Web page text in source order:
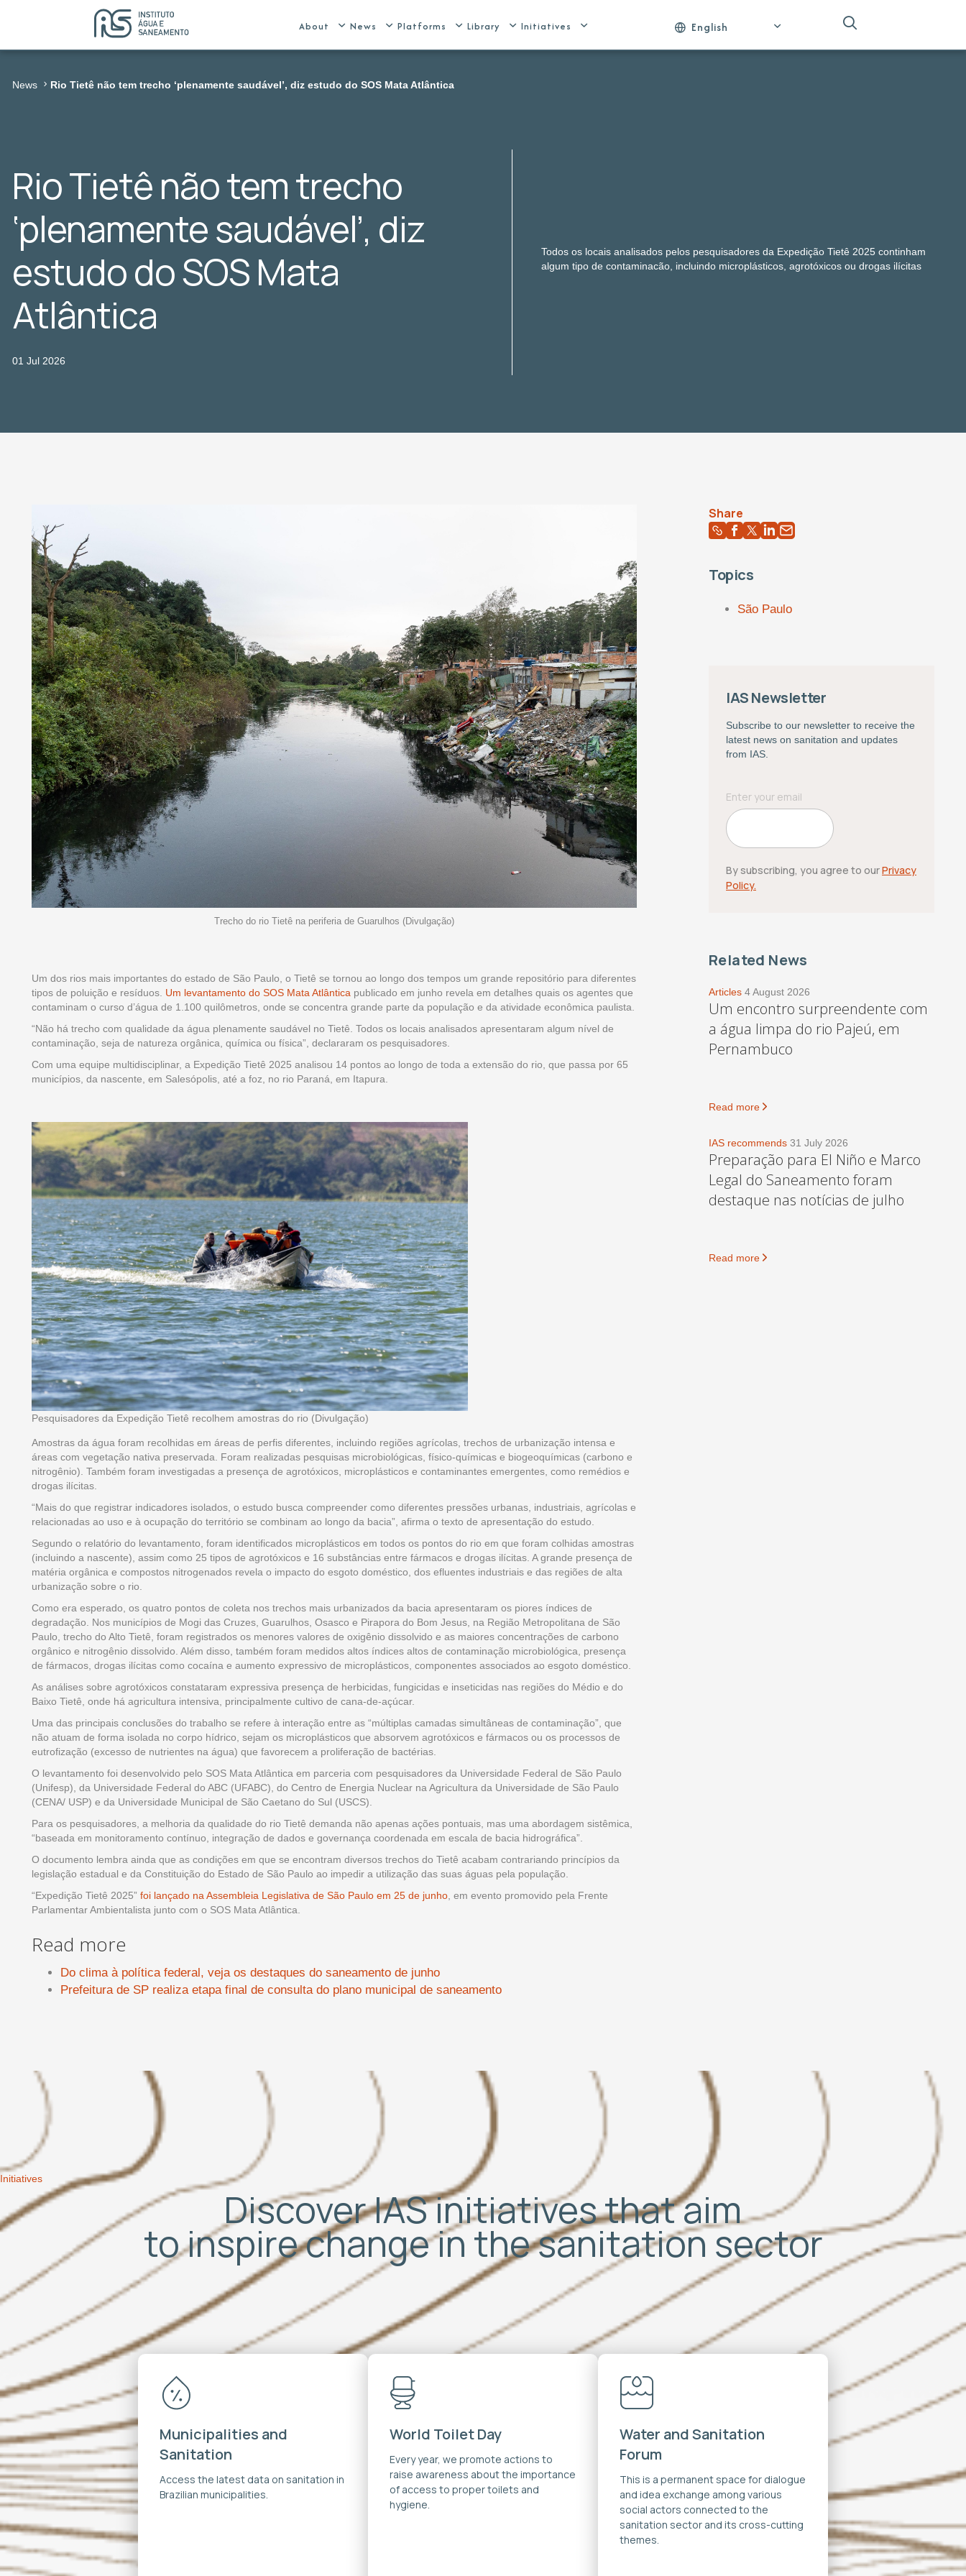
About News Platforms Library Initiatives English
News Rio Tietê não tem trecho ‘plenamente saudável’, diz estudo do SOS Mata Atlântica
Rio Tietê não tem trecho
‘plenamente saudável’, diz
estudo do SOS Mata
Atlântica
01 Jul 2026
Todos os locais analisados pelos pesquisadores da Expedição Tietê 2025 continham
algum tipo de contaminacão, incluindo microplásticos, agrotóxicos ou drogas ilícitas
Trecho do rio Tietê na periferia de Guarulhos (Divulgação)
Um dos rios mais importantes do estado de São Paulo, o Tietê se tornou ao longo dos tempos um grande repositório para diferentes
tipos de poluição e resíduos. Um levantamento do SOS Mata Atlântica publicado em junho revela em detalhes quais os agentes que
contaminam o curso d’água de 1.100 quilômetros, onde se concentra grande parte da população e da atividade econômica paulista.
“Não há trecho com qualidade da água plenamente saudável no Tietê. Todos os locais analisados apresentaram algum nível de
contaminação, seja de natureza orgânica, química ou física”, declararam os pesquisadores.
Com uma equipe multidisciplinar, a Expedição Tietê 2025 analisou 14 pontos ao longo de toda a extensão do rio, que passa por 65
municípios, da nascente, em Salesópolis, até a foz, no rio Paraná, em Itapura.
Pesquisadores da Expedição Tietê recolhem amostras do rio (Divulgação)
Amostras da água foram recolhidas em áreas de perfis diferentes, incluindo regiões agrícolas, trechos de urbanização intensa e
áreas com vegetação nativa preservada. Foram realizadas pesquisas microbiológicas, físico-químicas e biogeoquímicas (carbono e
nitrogênio). Também foram investigadas a presença de agrotóxicos, microplásticos e contaminantes emergentes, como remédios e
drogas ilícitas.
“Mais do que registrar indicadores isolados, o estudo busca compreender como diferentes pressões urbanas, industriais, agrícolas e
relacionadas ao uso e à ocupação do território se combinam ao longo da bacia”, afirma o texto de apresentação do estudo.
Segundo o relatório do levantamento, foram identificados microplásticos em todos os pontos do rio em que foram colhidas amostras
(incluindo a nascente), assim como 25 tipos de agrotóxicos e 16 substâncias entre fármacos e drogas ilícitas. A grande presença de
matéria orgânica e compostos nitrogenados revela o impacto do esgoto doméstico, dos efluentes industriais e das regiões de alta
urbanização sobre o rio.
Como era esperado, os quatro pontos de coleta nos trechos mais urbanizados da bacia apresentaram os piores índices de
degradação. Nos municípios de Mogi das Cruzes, Guarulhos, Osasco e Pirapora do Bom Jesus, na Região Metropolitana de São
Paulo, trecho do Alto Tietê, foram registrados os menores valores de oxigênio dissolvido e as maiores concentrações de carbono
orgânico e nitrogênio dissolvido. Além disso, também foram medidos altos índices altos de contaminação microbiológica, presença
de fármacos, drogas ilícitas como cocaína e aumento expressivo de microplásticos, componentes associados ao esgoto doméstico.
As análises sobre agrotóxicos constataram expressiva presença de herbicidas, fungicidas e inseticidas nas regiões do Médio e do
Baixo Tietê, onde há agricultura intensiva, principalmente cultivo de cana-de-açúcar.
Uma das principais conclusões do trabalho se refere à interação entre as “múltiplas camadas simultâneas de contaminação”, que
não atuam de forma isolada no corpo hídrico, sejam os microplásticos que absorvem agrotóxicos e fármacos ou os processos de
eutrofização (excesso de nutrientes na água) que favorecem a proliferação de bactérias.
O levantamento foi desenvolvido pelo SOS Mata Atlântica em parceria com pesquisadores da Universidade Federal de São Paulo
(Unifesp), da Universidade Federal do ABC (UFABC), do Centro de Energia Nuclear na Agricultura da Universidade de São Paulo
(CENA/ USP) e da Universidade Municipal de São Caetano do Sul (USCS).
Para os pesquisadores, a melhoria da qualidade do rio Tietê demanda não apenas ações pontuais, mas uma abordagem sistêmica,
“baseada em monitoramento contínuo, integração de dados e governança coordenada em escala de bacia hidrográfica”.
O documento lembra ainda que as condições em que se encontram diversos trechos do Tietê acabam contrariando princípios da
legislação estadual e da Constituição do Estado de São Paulo ao impedir a utilização das suas águas pela população.
“Expedição Tietê 2025” foi lançado na Assembleia Legislativa de São Paulo em 25 de junho , em evento promovido pela Frente
Parlamentar Ambientalista junto com o SOS Mata Atlântica.
Read more
Do clima à política federal, veja os destaques do saneamento de junho
Prefeitura de SP realiza etapa final de consulta do plano municipal de saneamento
Share
Topics
São Paulo
IAS Newsletter
Subscribe to our newsletter to receive the
latest news on sanitation and updates
from IAS.
By subscribing, you agree to ourPrivacy
Policy.
Related News
Articles 4 August 2026
Um encontro surpreendente com
a água limpa do rio Pajeú, em
Pernambuco
Read more
IAS recommends 31 July 2026
Preparação para El Niño e Marco
Legal do Saneamento foram
destaque nas notícias de julho
Read more
Initiatives
Discover IAS initiatives that aim
to inspire change in the sanitation sector
Municipalities and
Sanitation
Access the latest data on sanitation in
Brazilian municipalities.
World Toilet Day
Every year, we promote actions to
raise awareness about the importance
of access to proper toilets and
hygiene.
Water and Sanitation
Forum
This is a permanent space for dialogue
and idea exchange among various
social actors connected to the
sanitation sector and its cross-cutting
themes.